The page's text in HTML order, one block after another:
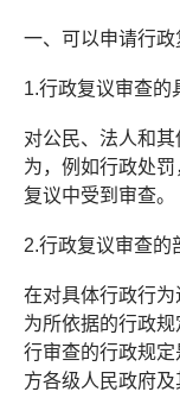
一、可以申请行政
1.行政复议审查的
对公民、法人和
为，例如行政处
复议中受到审查。
2.行政复议审查的
在对具体行政行
为所依据的行政
行审查的行政规
方各级人民政府